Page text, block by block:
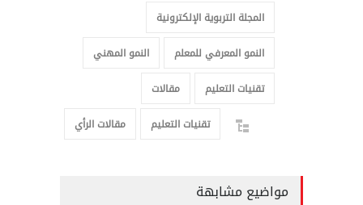
المجلة التربوية الإلكترونية
النمو المعرفي للمعلم
النمو المهني
تقنيات التعليم
مقالات
تقنيات التعليم
مقالات الرأي
مواضيع مشابهة